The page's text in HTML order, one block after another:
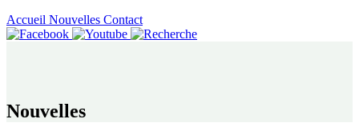
Accueil Nouvelles Contact
Nouvelles